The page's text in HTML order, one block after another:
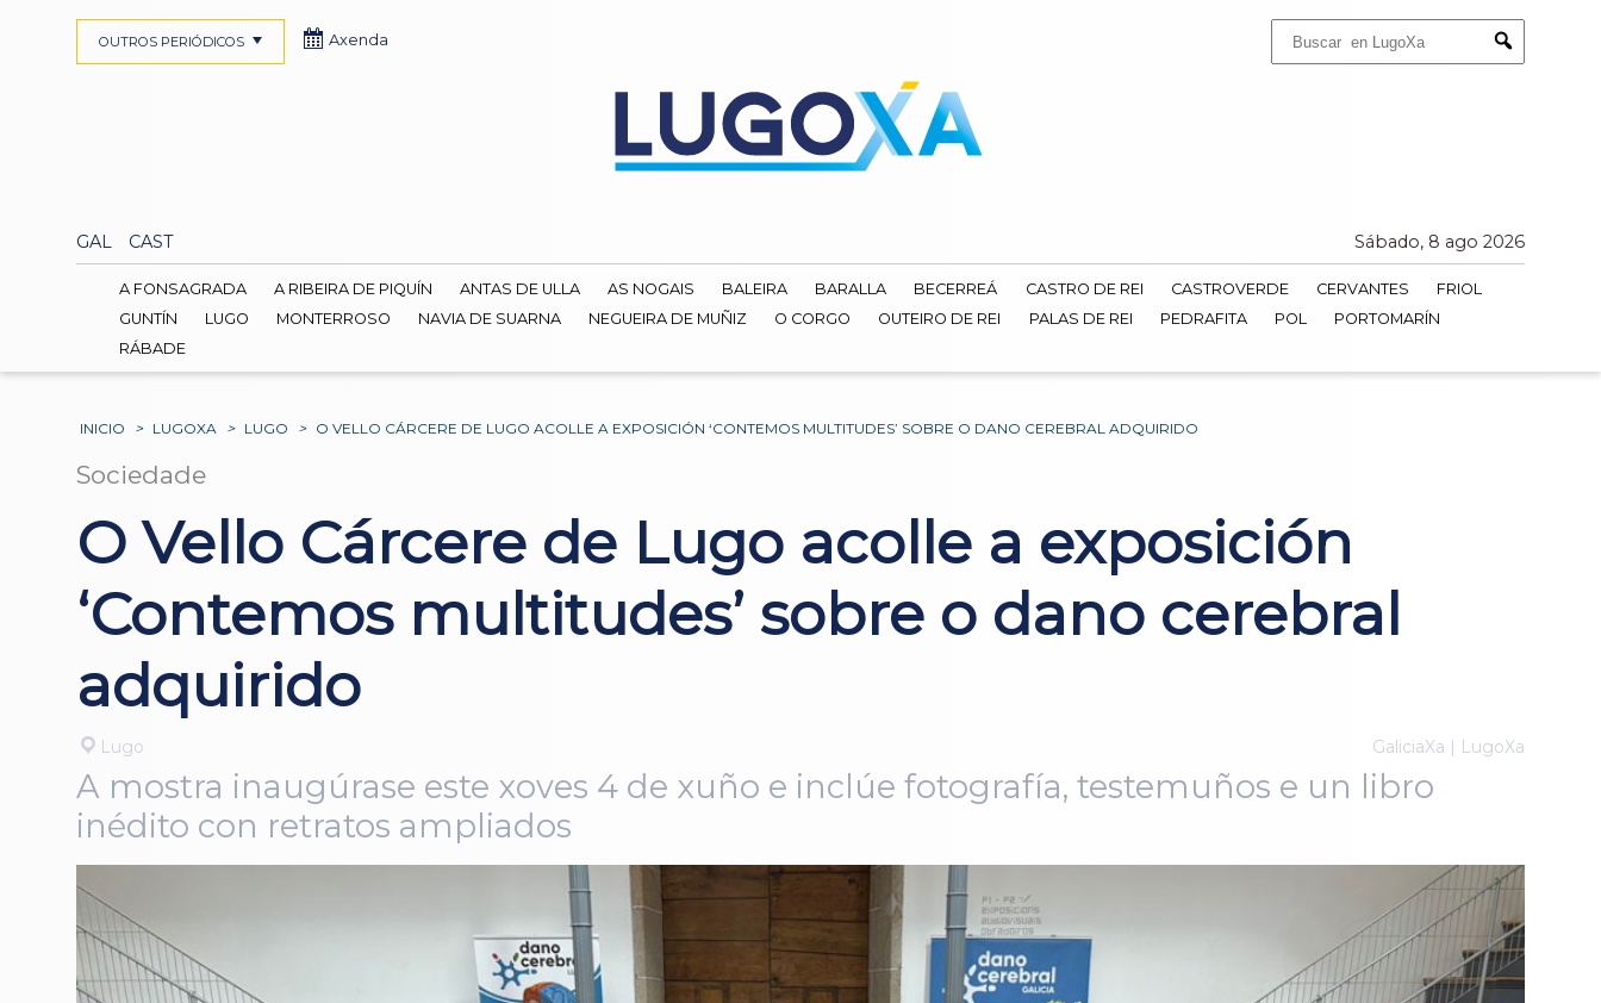
Submit
GAL CAST Sábado, 8 ago 2026
OUTROS PERIÓDICOS Axenda
A FONSAGRADA A RIBEIRA DE PIQUÍN ANTAS DE ULLA AS NOGAIS BALEIRA BARALLA BECERREÁ CASTRO DE REI CASTROVERDE CERVANTES
FRIOL
GUNTÍN
LUGO MONTERROSO NAVIA DE SUARNA NEGUEIRA DE MUÑIZ O CORGO OUTEIRO DE REI PALAS DE REI PEDRAFITA POL
PORTOMARÍN
RÁBADE
INICIO > LUGOXA > LUGO > O VELLO CÁRCERE DE LUGO ACOLLE A EXPOSICIÓN ‘CONTEMOS MULTITUDES’ SOBRE O DANO CEREBRAL ADQUIRIDO
Sociedade
O Vello Cárcere de Lugo acolle a exposición
‘Contemos multitudes’ sobre o dano cerebral
adquirido
Lugo GaliciaXa | LugoXa
A mostra inaugúrase este xoves 4 de xuño e inclúe fotografía, testemuños e un libro
inédito con retratos ampliados